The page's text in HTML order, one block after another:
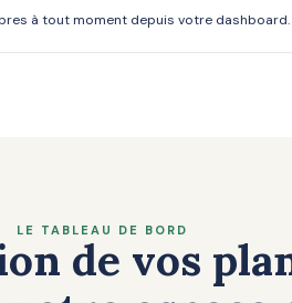
à tout moment depuis votre dashboard.
LE TABLEAU DE BORD
de vos